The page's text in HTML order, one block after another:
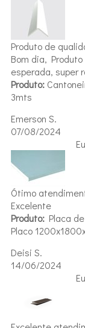
Produto de
Bom dia,
esperada, super
Produto:
3mts
Emerson S.
07/08/2024
Ótimo
Excelente
Produto:Placa de
Placo
Deisi S.
14/06/2024